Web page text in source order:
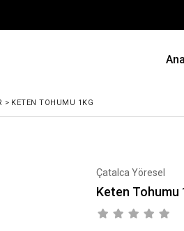
> KETEN TOHUMU 1KG
Çatalca Yöresel
Keten Tohumu